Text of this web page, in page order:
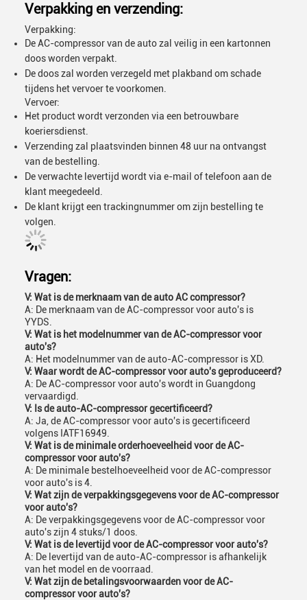
Verpakking en verzending:
Verpakking:
De AC-compressor van de auto zal veilig in een kartonnen
doos worden verpakt.
De doos zal worden verzegeld met plakband om schade
tijdens het vervoer te voorkomen.
Vervoer:
Het product wordt verzonden via een betrouwbare
koeriersdienst.
Verzending zal plaatsvinden binnen 48 uur na ontvangst
van de bestelling.
De verwachte levertijd wordt via e-mail of telefoon aan de
klant meegedeeld.
De klant krijgt een trackingnummer om zijn bestelling te
volgen.
Vragen:
V: Wat is de merknaam van de auto AC compressor?
A: De merknaam van de AC-compressor voor auto's is
YYDS.
V: Wat is het modelnummer van de AC-compressor voor
auto's?
A: Het modelnummer van de auto-AC-compressor is XD.
V: Waar wordt de AC-compressor voor auto's geproduceerd?
A: De AC-compressor voor auto's wordt in Guangdong
vervaardigd.
V: Is de auto-AC-compressor gecertificeerd?
A: Ja, de AC-compressor voor auto's is gecertificeerd
volgens IATF16949.
V: Wat is de minimale orderhoeveelheid voor de AC-
compressor voor auto's?
A: De minimale bestelhoeveelheid voor de AC-compressor
voor auto's is 4.
V: Wat zijn de verpakkingsgegevens voor de AC-compressor
voor auto's?
A: De verpakkingsgegevens voor de AC-compressor voor
auto's zijn 4 stuks/1 doos.
V: Wat is de levertijd voor de AC-compressor voor auto's?
A: De levertijd van de auto-AC-compressor is afhankelijk
van het model en de voorraad.
V: Wat zijn de betalingsvoorwaarden voor de AC-
compressor voor auto's?